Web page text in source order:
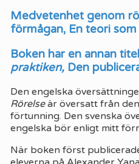
Medvetenhet genom
förmågan, En teori
Boken har en annan
praktiken, Den
Den engelska
Rörelseär översatt från
förtunning. Den svenska
engelska bör enligt mitt
När boken först